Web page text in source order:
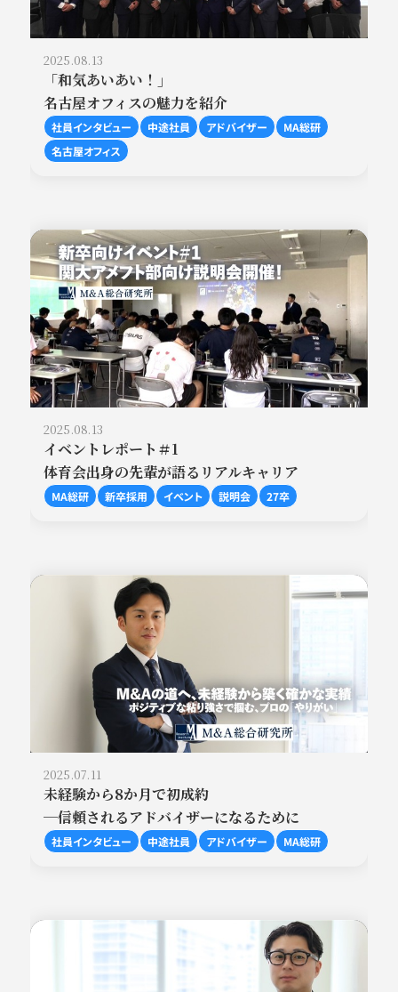
2025.08.13
「和気あいあい！」
名古屋オフィスの魅力を紹介
社員インタビュー 中途社員 アドバイザー
MA総研
名古屋オフィス
2025.08.13
イベントレポート＃1
体育会出身の先輩が語るリアルキャリア
MA総研 新卒採用 イベント 説明会 27卒
2025.07.11
未経験から8か月で初成約
─信頼されるアドバイザーになるために
社員インタビュー 中途社員 アドバイザー MA総研